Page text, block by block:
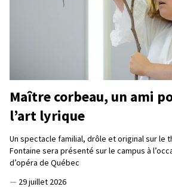
Maître corbeau, un ami
l’art lyrique
Un spectacle familial, drôle et original sur le
Fontaine sera présenté sur le campus à
d’opéra de Québec
— 29 juillet 2026